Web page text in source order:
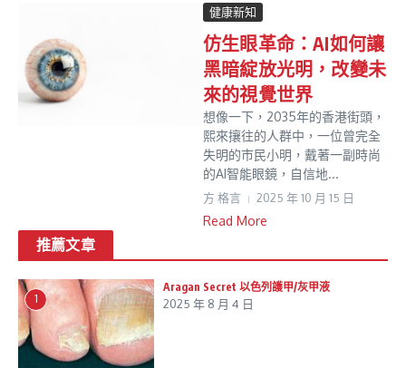
健康新知
仿生眼革命：AI如何讓
黑暗綻放光明，改變未
來的視覺世界
想像一下，2035年的香港街頭，
熙來攘往的人群中，一位曾完全
失明的市民小明，戴著一副時尚
的AI智能眼鏡，自信地...
方 格言 2025 年 10 月 15 日
Read More
推薦文章
1
Aragan Secret 以色列護甲/灰甲液
2025 年 8 月 4 日